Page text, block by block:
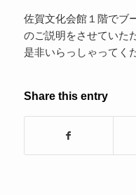
佐賀文化会館１階でブ
のご説明をさせていた
是非いらっしゃってく
Share this entry